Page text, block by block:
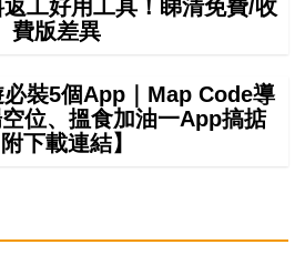
工好用工具！睇清免費/收
費版差異
裝5個App｜Map Code導
位、搵食加油一App搞掂
附下載連結】